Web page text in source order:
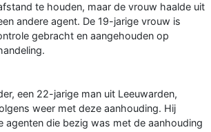
te houden, maar de vrouw haalde uit
andere agent. De 19-jarige vrouw is
gebracht en aangehouden op
een 22-jarige man uit Leeuwarden,
weer met deze aanhouding. Hij
agenten die bezig was met de aanhouding